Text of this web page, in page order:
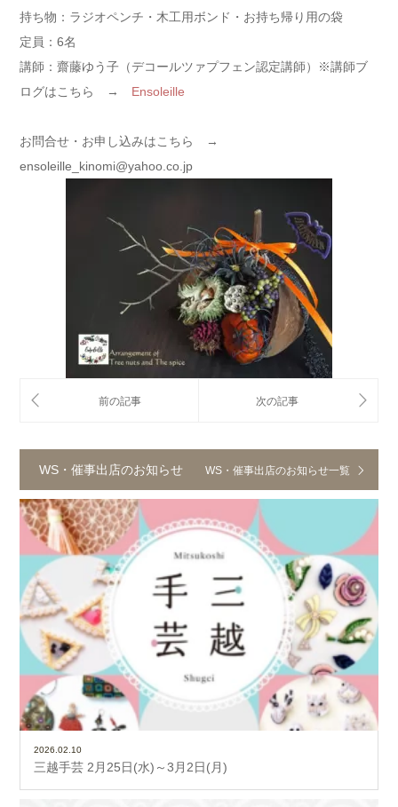
持ち物：ラジオペンチ・木工用ボンド・お持ち帰り用の袋
定員：6名
講師：齋藤ゆう子（デコールツァプフェン認定講師）※講師ブ
ログはこちら → Ensoleille
お問合せ・お申し込みはこちら →
ensoleille_kinomi@yahoo.co.jp
WS・催事出店のお知らせ WS・催事出店のお知らせ一覧
2026.02.10
三越手芸 2月25日(水)～3月2日(月)